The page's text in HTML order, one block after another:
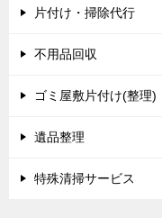
片付け・掃除代行
不用品回収
ゴミ屋敷片付け(整理)
遺品整理
特殊清掃サービス